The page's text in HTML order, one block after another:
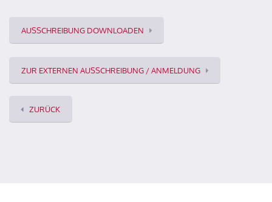
AUSSCHREIBUNG DOWNLOADEN
ZUR EXTERNEN AUSSCHREIBUNG / ANMELDUNG
ZURÜCK